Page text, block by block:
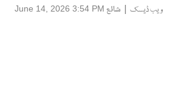
ویب ڈیسک | شائع June 14, 2026 3:54 PM